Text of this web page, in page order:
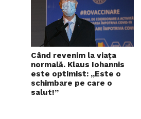
Când revenim la viața
normală. Klaus Iohannis
este optimist: „Este o
schimbare pe care o
salut!”